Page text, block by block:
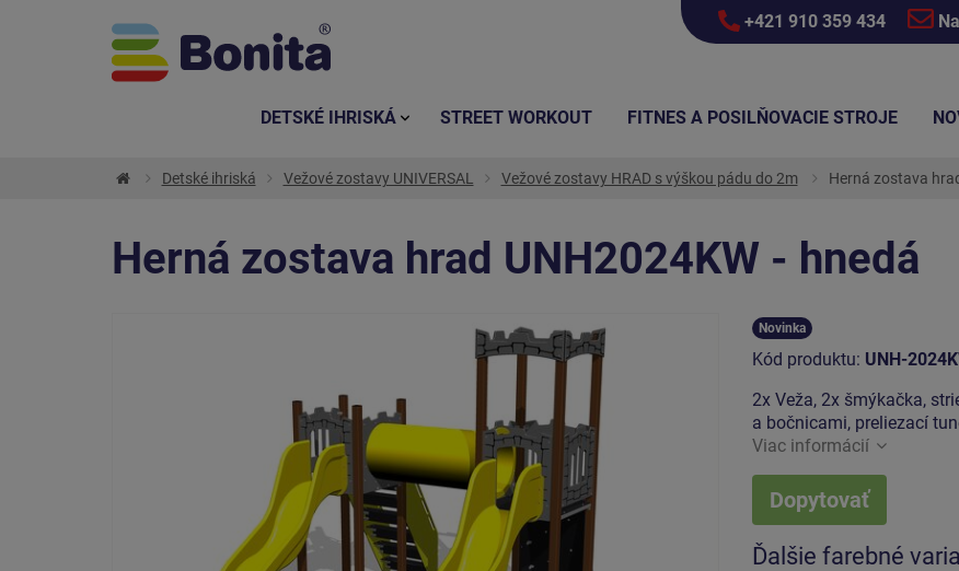
+421 910 359 434
Detské ihriská Vežové zostavy UNIVERSAL Vežové zostavy HRAD s výškou pádu do 2m Herná zostava
Herná zostava hrad UNH2024KW - hnedá
Novinka
Kód produktu: UNH-
2x Veža, 2x šmýkačka,
a bočnicami, preliezací
Viac informácií
Dopytovať
Ďalšie farebné
DETSKÉ IHRISKÁ STREET WORKOUT FITNES A POSILŇOVACIE STROJE